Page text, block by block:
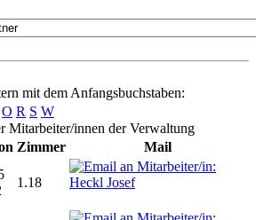
mit dem Anfangsbuchstaben:
O R S W
Mitarbeiter/innen der Verwaltung
Zimmer
Mail
1.18